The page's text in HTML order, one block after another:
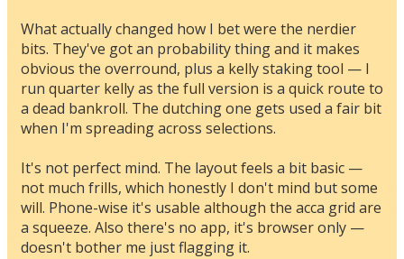
What actually changed how I bet were the nerdier
bits. They've got an probability thing and it makes
obvious the overround, plus a kelly staking tool — I
run quarter kelly as the full version is a quick route to
a dead bankroll. The dutching one gets used a fair bit
when I'm spreading across selections.
It's not perfect mind. The layout feels a bit basic —
not much frills, which honestly I don't mind but some
will. Phone-wise it's usable although the acca grid are
a squeeze. Also there's no app, it's browser only —
doesn't bother me just flagging it.